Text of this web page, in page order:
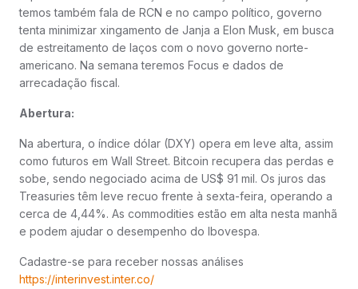
temos também fala de RCN e no campo político, governo
tenta minimizar xingamento de Janja a Elon Musk, em busca
de estreitamento de laços com o novo governo norte-
americano. Na semana teremos Focus e dados de
arrecadação fiscal.
Abertura:
Na abertura, o índice dólar (DXY) opera em leve alta, assim
como futuros em Wall Street. Bitcoin recupera das perdas e
sobe, sendo negociado acima de US$ 91 mil. Os juros das
Treasuries têm leve recuo frente à sexta-feira, operando a
cerca de 4,44%. As commodities estão em alta nesta manhã
e podem ajudar o desempenho do Ibovespa.
Cadastre-se para receber nossas análises
https://interinvest.inter.co/